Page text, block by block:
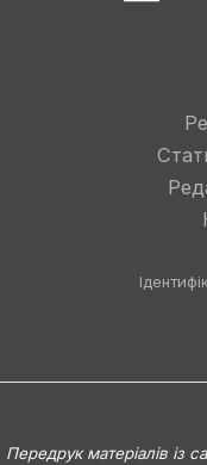
Передрук матеріалів із